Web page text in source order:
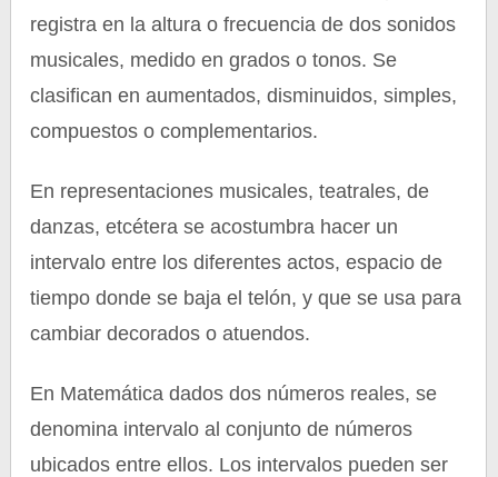
registra en la altura o frecuencia de dos sonidos
musicales, medido en grados o tonos. Se
clasifican en aumentados, disminuidos, simples,
compuestos o complementarios.
En representaciones musicales, teatrales, de
danzas, etcétera se acostumbra hacer un
intervalo entre los diferentes actos, espacio de
tiempo donde se baja el telón, y que se usa para
cambiar decorados o atuendos.
En Matemática dados dos números reales, se
denomina intervalo al conjunto de números
ubicados entre ellos. Los intervalos pueden ser